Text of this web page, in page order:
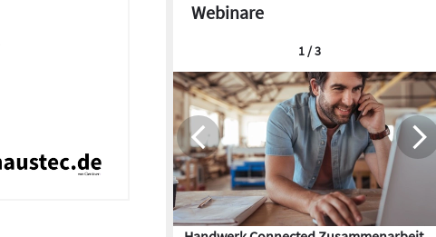
Webinare
1 / 3